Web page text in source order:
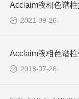
2021-09-26
2018-07-26